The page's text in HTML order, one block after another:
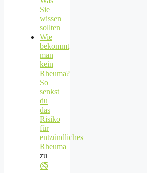
Sie
wissen
sollten
Wie
bekommt
man
kein
Rheuma?
So
senkst
du
das
Risiko
für
entzündliches
Rheuma
zu
🚭